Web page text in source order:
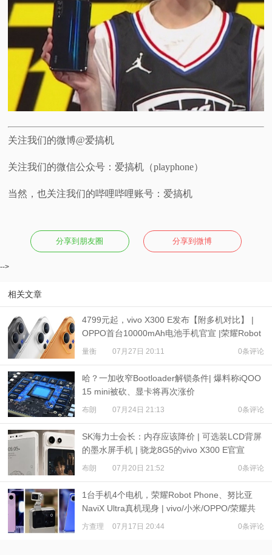
关注我们的微博@爱搞机
关注我们的微信公众号：爱搞机（playphone）
当然，也关注我们的哔哩哔哩账号：爱搞机
分享到朋友圈 分享到微博
-->
相关文章
4799元起，vivo X300 E发布【附多机对比】 |
OPPO首台10000mAh电池手机官宣 |荣耀Robot
Phone定档
量衡 07月27日 20:11 0条评论
哈？一加收窄Bootloader解锁条件| 爆料称iQOO
15 mini被砍、显卡将再次涨价
布朗 07月24日 21:13 0条评论
SK海力士会长：内存应该降价 | 可选装LCD背屏
的墨水屏手机 | 骁龙8G5的vivo X300 E官宣
布朗 07月20日 21:52 0条评论
1台手机4个电机，荣耀Robot Phone、努比亚
NaviX Ultra真机现身 | vivo/小米/OPPO/荣耀共
推公平内存机制
方查理 07月17日 20:44 0条评论